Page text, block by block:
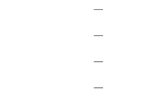
―
―
―